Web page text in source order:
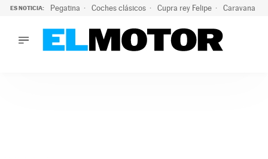
ES NOTICIA: Pegatina Coches clásicos Cupra rey Felipe Caravana